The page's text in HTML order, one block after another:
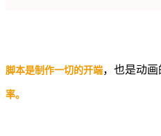
脚本是制作一切的开端，也是动
率。